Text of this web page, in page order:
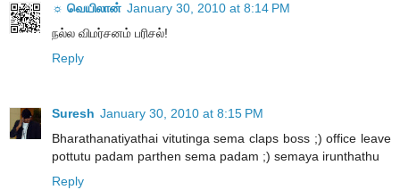
☼ வெயிலான் January 30, 2010 at 8:14 PM
நல்ல விமர்சனம் பரிசல்!
Reply
Suresh January 30, 2010 at 8:15 PM
Bharathanatiyathai vitutinga sema claps boss ;) office leave
pottutu padam parthen sema padam ;) semaya irunthathu
Reply